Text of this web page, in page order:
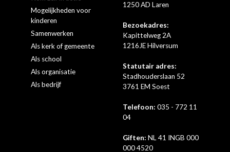
Mogelijkheden voor
kinderen
Samenwerken
Als kerk of gemeente
Als school
Als organisatie
Als bedrijf
1250 AD Laren
Bezoekadres:
Kapittelweg 2A
1216JE Hilversum
Statutair adres:
Stadhouderslaan 52
3761 EM Soest
Telefoon: 035 - 772 11
04
Giften: NL 41 INGB 000
000 4520